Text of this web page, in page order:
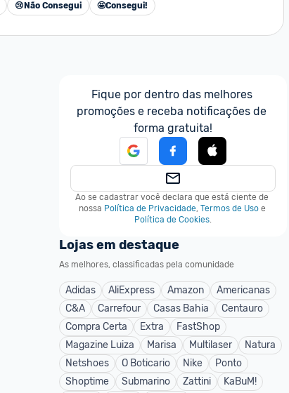
😢 Não Consegui 🤩Consegui!
Fique por dentro das melhores
promoções e receba notificações de
forma gratuita!
Ao se cadastrar você declara que está ciente de
nossa Política de Privacidade, Termos de Uso e
Política de Cookies.
Lojas em destaque
As melhores, classificadas pela comunidade
Adidas AliExpress Amazon
Americanas
C&A
Carrefour Casas Bahia
Centauro
Compra Certa
Extra
FastShop
Magazine Luiza
Marisa Multilaser
Natura
Netshoes
O Boticario Nike
Ponto
Shoptime
Submarino Zattini
KaBuM!